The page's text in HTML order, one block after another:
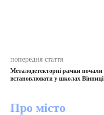
попередня стаття
Металодетекторні рамки почали
встановлювати у школах Вінниці
Про місто